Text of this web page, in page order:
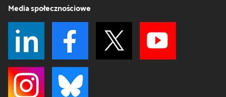
Media społecznościowe